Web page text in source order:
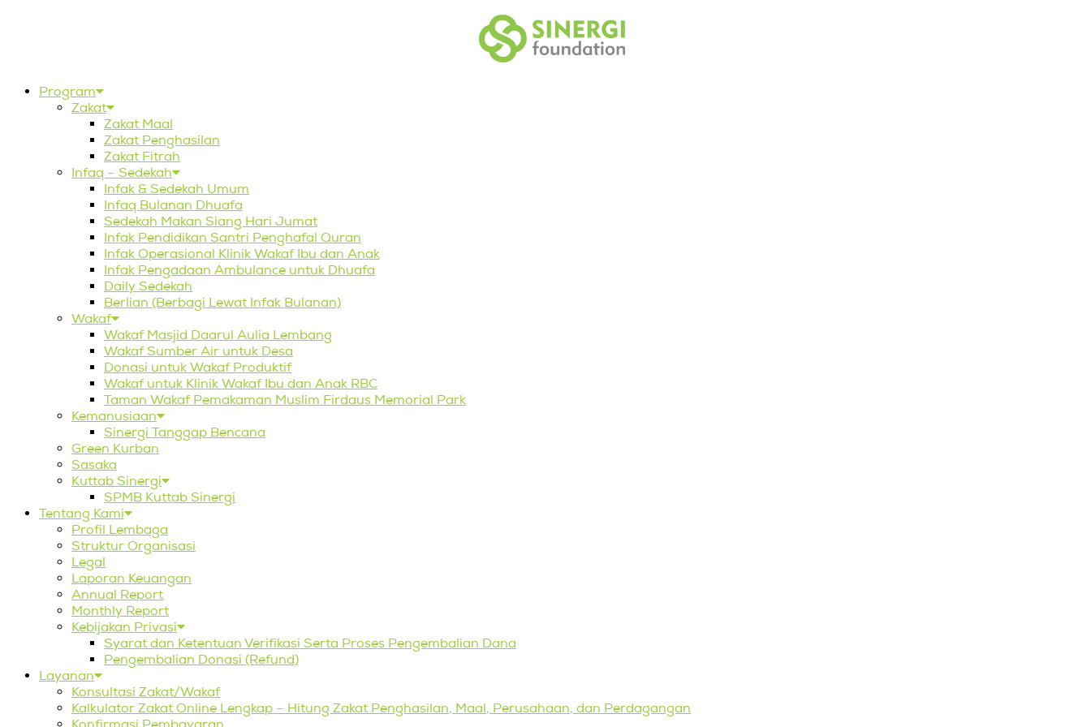
Program
Zakat
Zakat Maal
Zakat Penghasilan
Zakat Fitrah
Infaq – Sedekah
Infak & Sedekah Umum
Infaq Bulanan Dhuafa
Sedekah Makan Siang Hari Jumat
Infak Pendidikan Santri Penghafal Quran
Infak Operasional Klinik Wakaf Ibu dan Anak
Infak Pengadaan Ambulance untuk Dhuafa
Daily Sedekah
Berlian (Berbagi Lewat Infak Bulanan)
Wakaf
Wakaf Masjid Daarul Aulia Lembang
Wakaf Sumber Air untuk Desa
Donasi untuk Wakaf Produktif
Wakaf untuk Klinik Wakaf Ibu dan Anak RBC
Taman Wakaf Pemakaman Muslim Firdaus Memorial Park
Kemanusiaan
Sinergi Tanggap Bencana
Green Kurban
Sasaka
Kuttab Sinergi
SPMB Kuttab Sinergi
Tentang Kami
Profil Lembaga
Struktur Organisasi
Legal
Laporan Keuangan
Annual Report
Monthly Report
Kebijakan Privasi
Syarat dan Ketentuan Verifikasi Serta Proses Pengembalian Dana
Pengembalian Donasi (Refund)
Layanan
Konsultasi Zakat/Wakaf
Kalkulator Zakat Online Lengkap – Hitung Zakat Penghasilan, Maal, Perusahaan, dan Perdagangan